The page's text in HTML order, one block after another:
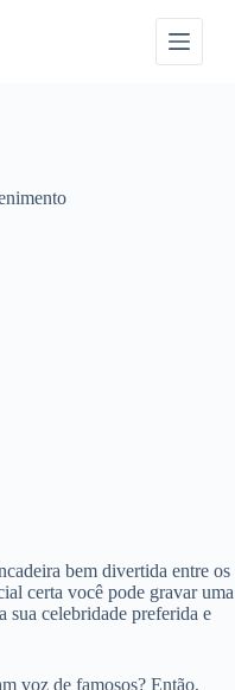
bem divertida entre os
certa você pode gravar uma
sua celebridade preferida e
voz de famosos? Então,